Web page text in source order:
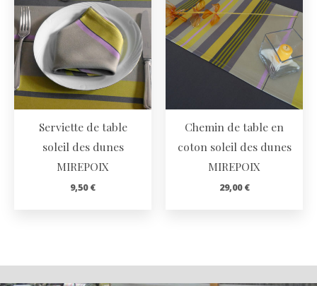
Serviette de table
soleil des dunes
MIREPOIX
9,50€
Chemin de table en
coton soleil des dunes
MIREPOIX
29,00€